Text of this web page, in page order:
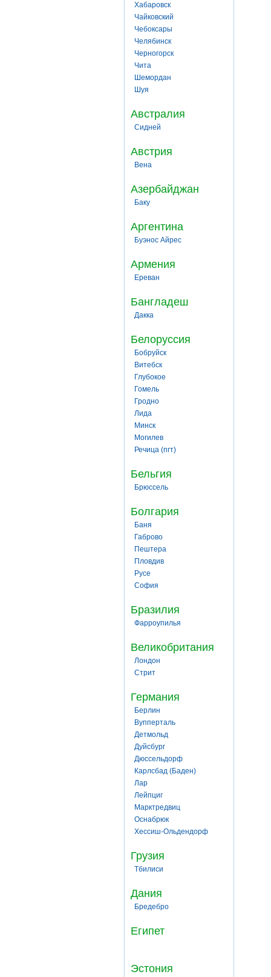
Хабаровск
Чайковский
Чебоксары
Челябинск
Черногорск
Чита
Шемордан
Шуя
Австралия
Сидней
Австрия
Вена
Азербайджан
Баку
Аргентина
Буэнос Айрес
Армения
Ереван
Бангладеш
Дакка
Белоруссия
Бобруйск
Витебск
Глубокое
Гомель
Гродно
Лида
Минск
Могилев
Речица (пгт)
Бельгия
Брюссель
Болгария
Баня
Габрово
Пештера
Пловдив
Русе
София
Бразилия
Фарроупилья
Великобритания
Лондон
Стрит
Германия
Берлин
Вупперталь
Детмольд
Дуйсбург
Дюссельдорф
Карлсбад (Баден)
Лар
Лейпциг
Марктредвиц
Оснабрюк
Хессиш-Ольдендорф
Грузия
Тбилиси
Дания
Бредебро
Египет
Эстония